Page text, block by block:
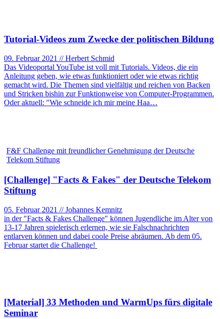
Tutorial-Videos zum Zwecke der politischen Bildung
09. Februar 2021 // Herbert Schmid
Das Videoportal YouTube ist voll mit Tutorials. Videos, die ein
Anleitung geben, wie etwas funktioniert oder wie etwas richtig
gemacht wird. Die Themen sind vielfältig und reichen von Backen
und Stricken bishin zur Funktionweise von Computer-Programmen.
Oder aktuell: "Wie schneide ich mir meine Haa…
F&F Challenge mit freundlicher Genehmigung der Deutsche
Telekom Stiftung
[Challenge] "Facts & Fakes" der Deutsche Telekom
Stiftung
05. Februar 2021 // Johannes Kemnitz
in der "Facts & Fakes Challenge" können Jugendliche im Alter von
13-17 Jahren spielerisch erlernen, wie sie Falschnachrichten
entlarven können und dabei coole Preise abräumen. Ab dem 05.
Februar startet die Challenge!
[Material] 33 Methoden und WarmUps fürs digitale
Seminar